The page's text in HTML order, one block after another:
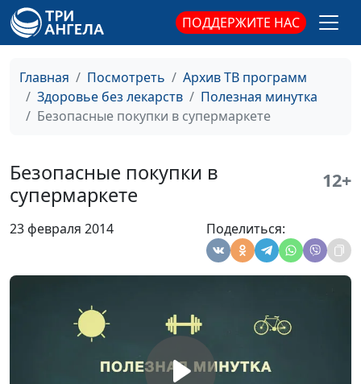
ПОДДЕРЖИТЕ НАС
Главная Посмотреть
Архив ТВ программ
Здоровье без лекарств
Полезная минутка
Безопасные покупки в супермаркете
Безопасные покупки в
супермаркете
12+
23 февраля 2014 Поделиться:
Алкоголю нет! Андрей Прокопьев #73
напитки - энергия
в долг
Шоколад: польза
Ирина Кириченко
О вреде пищевых
добавок и
Ирина Кириченко #70
Ирина Кириченко #69
Обработанные
для хранения
фрукты: польза и
Ирина Кириченко